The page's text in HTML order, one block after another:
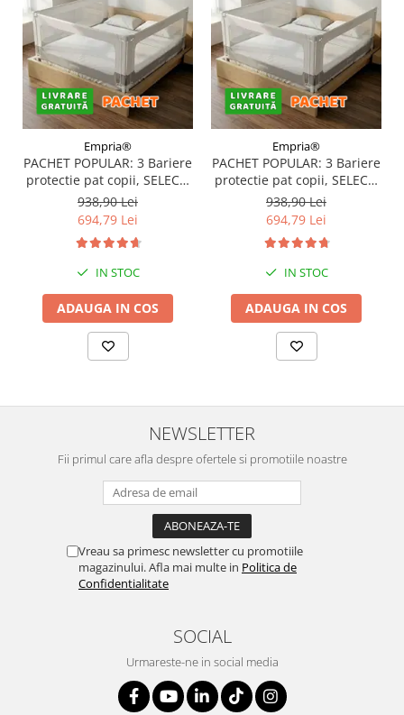
Empria®
PACHET POPULAR: 3 Bariere
protectie pat copii, SELECT,
180x200 cm
938,90 Lei
694,79 Lei
IN STOC
ADAUGA IN COS
Empria®
PACHET POPULAR: 3 Bariere
protectie pat copii, SELECT,
160x200 cm
938,90 Lei
694,79 Lei
IN STOC
ADAUGA IN COS
NEWSLETTER
Fii primul care afla despre ofertele si promotiile noastre
Vreau sa primesc newsletter cu promotiile
magazinului. Afla mai multe in Politica de
Confidentialitate
SOCIAL
Urmareste-ne in social media